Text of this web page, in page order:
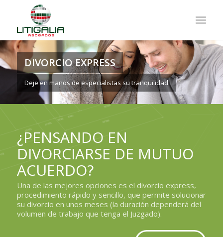
DIVORCIO EXPRESS
Deje en manos de especialistas su tranquilidad
¿PENSANDO EN
DIVORCIARSE DE MUTUO
ACUERDO?
Una de las mejores opciones es el divorcio express,
procedimiento rápido y sencillo, que permite solucionar
su divorcio en unos meses (la duración dependerá del
volumen de trabajo que tenga el Juzgado).